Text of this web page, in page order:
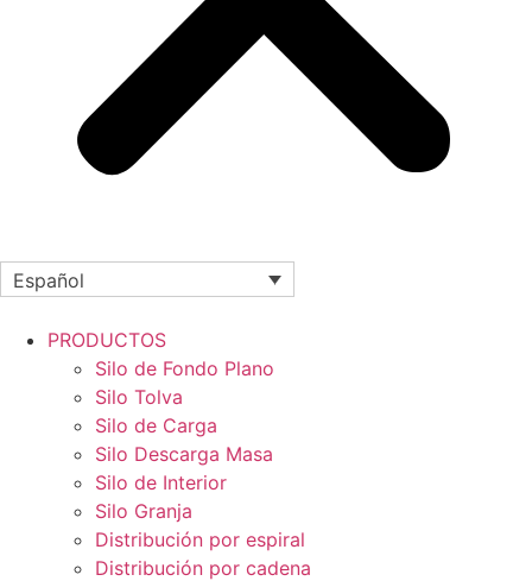
Español
PRODUCTOS
Silo de Fondo Plano
Silo Tolva
Silo de Carga
Silo Descarga Masa
Silo de Interior
Silo Granja
Distribución por espiral
Distribución por cadena